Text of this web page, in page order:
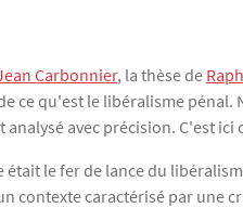
Carbonnier, la thèse de
ce qu'est le libéralisme pénal.
avec précision. C'est ici
était le fer de lance du
contexte caractérisé par une